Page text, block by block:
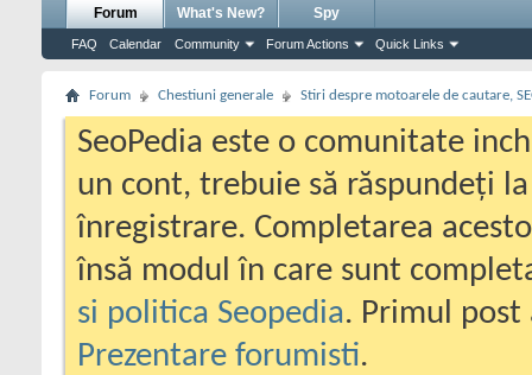
Forum
FAQ Calendar Community Forum Actions Quick Links
What's New? Spy
Forum Chestiuni generale Stiri despre motoarele de cautare,
SeoPedia este o comunitate
un cont, trebuie să răspundeți
înregistrare. Completarea
însă modul în care sunt
si politica Seopedia. Primul
Prezentare forumisti.